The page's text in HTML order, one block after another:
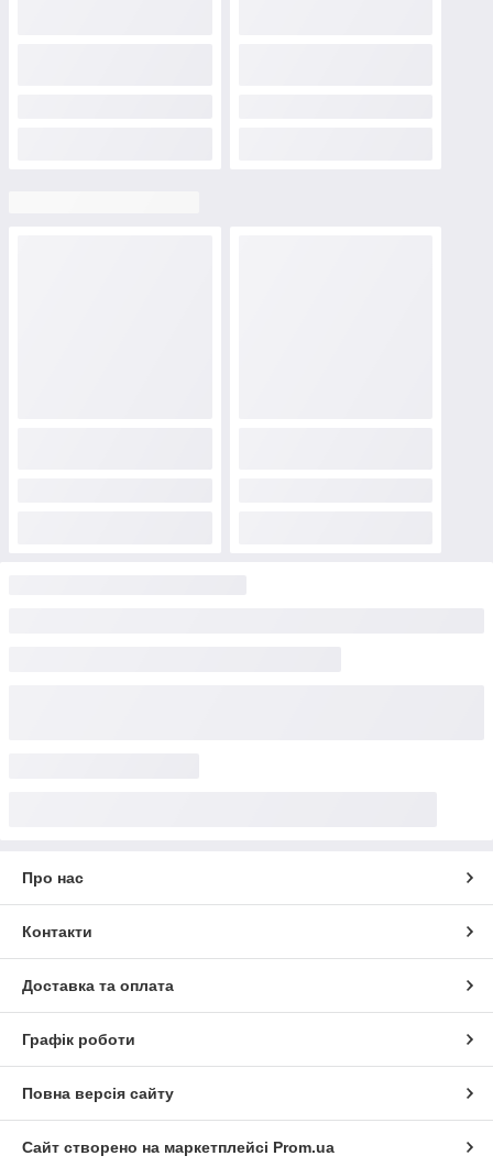
Про нас
Контакти
Доставка та оплата
Графік роботи
Повна версія сайту
Сайт створено на маркетплейсі Prom.ua